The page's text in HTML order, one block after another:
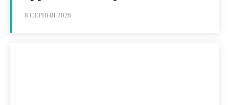
8 СЕРПНЯ 2026